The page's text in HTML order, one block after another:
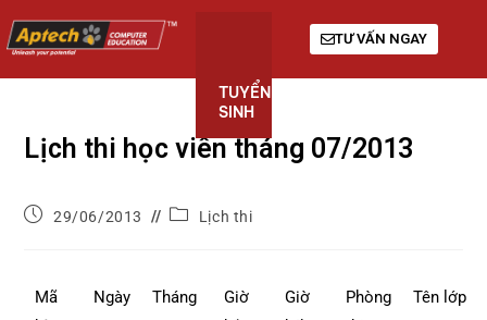
TUYỂN
SINH
TƯ VẤN NGAY
Lịch thi học viên tháng 07/2013
29/06/2013 Lịch thi
Mã
Ngày Tháng
Giờ
Giờ
Phòng
Tên lớp